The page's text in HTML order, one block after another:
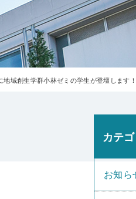
域創生学群小林ゼミの学生が登壇します！
カテゴ
お知ら